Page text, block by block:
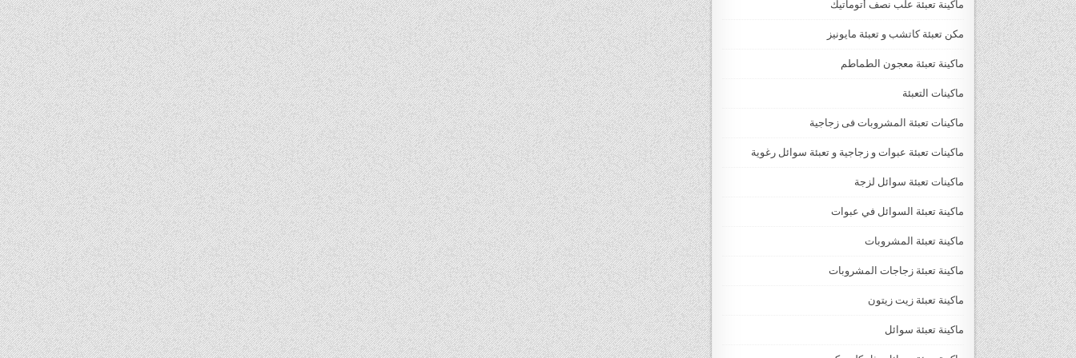
ماكينة تعبئة علب نصف أتوماتيك
مكن تعبئة كاتشب و تعبئة مايونيز
ماكينة تعبئة معجون الطماطم
ماكينات التعبئة
ماكينات تعبئة المشروبات فى زجاجية
ماكينات تعبئة عبوات و زجاجية و تعبئة سوائل رغوية
ماكينات تعبئة سوائل لزجة
‏‏‏ماكينة تعبئة السوائل في عبوات
ماكينة تعبئة المشروبات
ماكينة تعبئة زجاجات المشروبات
ماكينة تعبئة زيت زيتون
ماكينة تعبئة سوائل